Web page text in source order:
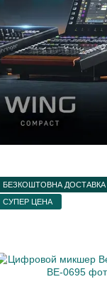
БЕЗКОШТОВНА ДОСТАВКА
СУПЕР ЦЕНА